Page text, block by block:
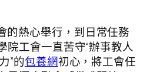
的熱心舉行，到日常任務
院工會一直苦守“辦事教人
”的包養網初心，將工會任